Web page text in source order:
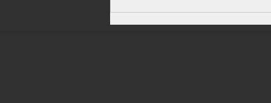
Neuer Trainer für die 2.
Mannschaft